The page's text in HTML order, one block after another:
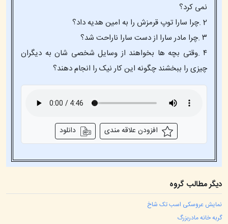
نمی کرد؟
2 .چرا سارا توپ قرمزش را به امین هدیه داد؟
۳ .چرا مادر سارا از دست سارا ناراحت شد؟
۴ .وقتی بچه ها بخواهند از وسایل شخصی شان به دیگران
چیزی را ببخشند چگونه این کار نیک را انجام دهند؟
افزودن علاقه مندی دانلود
دیگر مطالب گروه
نمایش عروسکی اسب تک شاخ
گربه خانه مادربزرگ